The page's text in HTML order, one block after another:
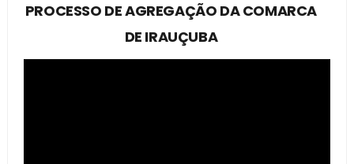
PROCESSO DE AGREGAÇÃO DA COMARCA
DE IRAUÇUBA